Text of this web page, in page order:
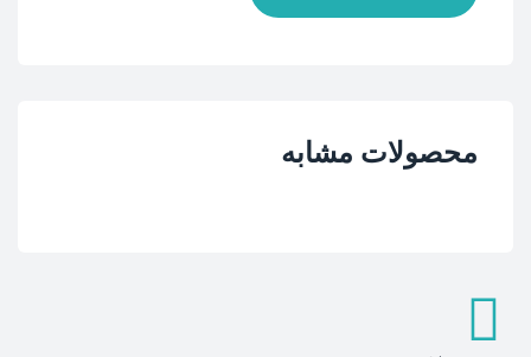
محصولات مشابه